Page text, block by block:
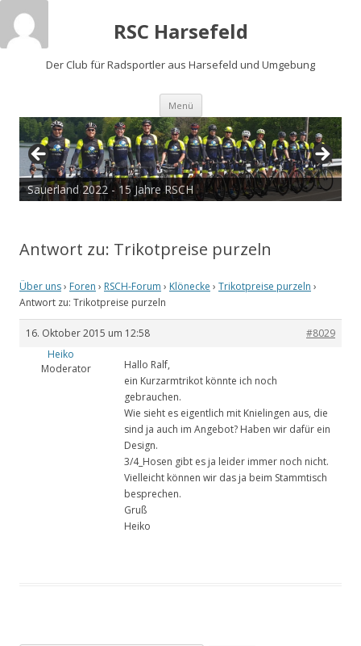
RSC Harsefeld
Der Club für Radsportler aus Harsefeld und Umgebung
Menü Zum
springen
Sauerland 2022 - 15 Jahre RSCH
Tour de Cux 2020
Antwort zu: Trikotpreise purzeln
Über uns› Foren › RSCH-Forum › Klönecke › Trikotpreise purzeln ›
Antwort zu: Trikotpreise purzeln
16. Oktober 2015 um 12:58
#8029
Heiko
Moderator
Hallo Ralf,
ein Kurzarmtrikot könnte ich noch
gebrauchen.
Wie sieht es eigentlich mit Knielingen aus, die
sind ja auch im Angebot? Haben wir dafür ein
Design.
3/4_Hosen gibt es ja leider immer noch nicht.
Vielleicht können wir das ja beim Stammtisch
besprechen.
Gruß
Heiko